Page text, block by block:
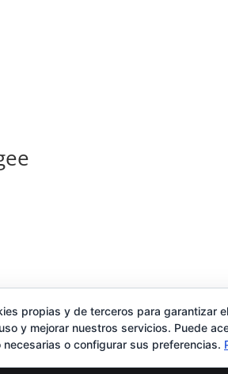
y Privacidad Contacto
Sitio Construido por
propias y de terceros para garantizar
y mejorar nuestros servicios. Puede
necesarias o configurar sus preferencias.